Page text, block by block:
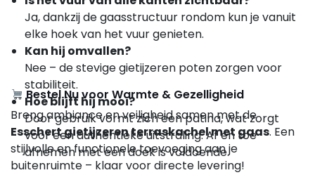
Ja, dankzij de gaasstructuur rondom kun je vanuit
elke hoek van het vuur genieten.
Kan hij omvallen?
Nee – de stevige gietijzeren poten zorgen voor
stabiliteit.
Hoe blijft hij mooi?
Door gebruik vormt zich een patina, wat zorgt
voor een authentieke uitstraling. Af en toe
afnemen met een doek is voldoende.
Bestel Nu voor Warmte & Gezelligheid
Breng ambiance en veiligheid samen met de
Esschert gietijzeren terraskachel met gaas. Een
stijlvolle en functionele toevoeging aan je
buitenruimte – klaar voor directe levering!